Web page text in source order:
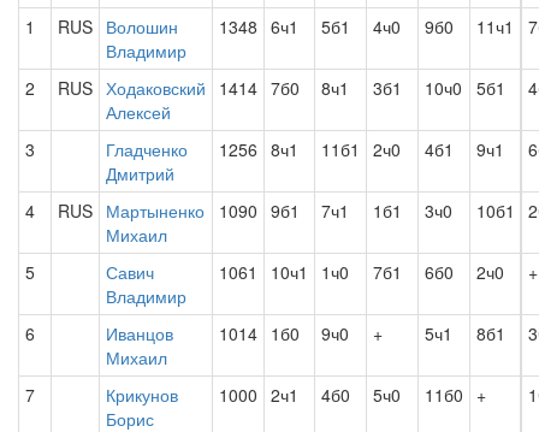
1
RUS Волошин
Владимир
1348 6ч1 5б1 4ч0 9б0 11ч1
2 RUS Ходаковский
Алексей
1414 7б0 8ч1 3б1 10ч0 5б1
3
Гладченко
Дмитрий
1256 8ч1 11б1 2ч0 4б1 9ч1
4 RUS Мартыненко
Михаил
1090 9б1 7ч1 1б1 3ч0 10б1
5
Савич
Владимир
1061 10ч1 1ч0 7б1 6б0 2ч0 +
6
Иванцов
Михаил
1014 1б0 9ч0 + 5ч1 8б1
7
Крикунов
Борис
1000 2ч1 4б0 5ч0 11б0 +